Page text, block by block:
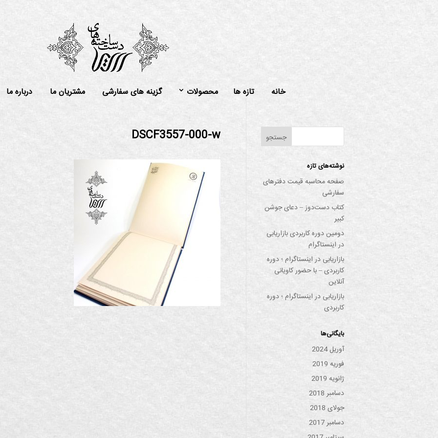
خانه تازه ها محصولات گزینه های سفارشی مشتریان ما درباره ما
DSCF3557-000-w
نوشته‌های تازه
صفحه محاسبه قیمت دفترهای
سفارشی
کتاب دست‌دوز – دعای جوشن
کبیر
دومین دوره کاربردی بازاریابی
در اینستاگرام
بازاریابی در اینستاگرام ؛ دوره
کاربردی – با حضور کاویانی
آنلاین
بازاریابی در اینستاگرام ؛ دوره
کاربردی
بایگانی‌ها
آوریل 2024
فوریه 2019
ژانویه 2019
دسامبر 2018
جولای 2018
دسامبر 2017